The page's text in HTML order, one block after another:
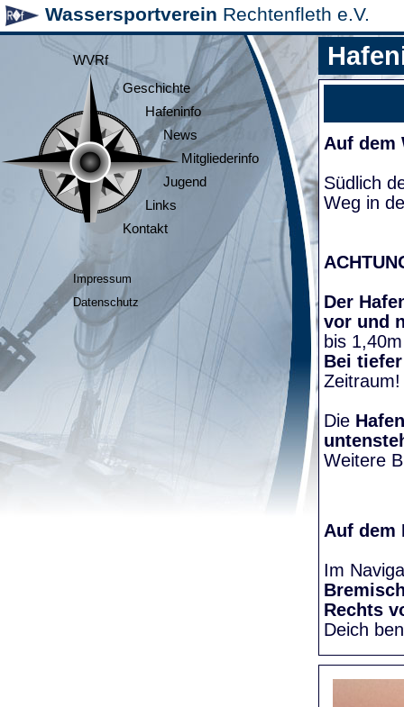
Wassersportverein Rechtenfleth e.V.
WVRf
Geschichte
Hafeninfo
News
Mitgliederinfo
Jugend
Links
Kontakt
Impressum
Datenschutz
Auf dem
Südlich
Weg in
Der
vor und
bis
Bei
Die
Weitere
Auf dem
Im
Rechts
Deich